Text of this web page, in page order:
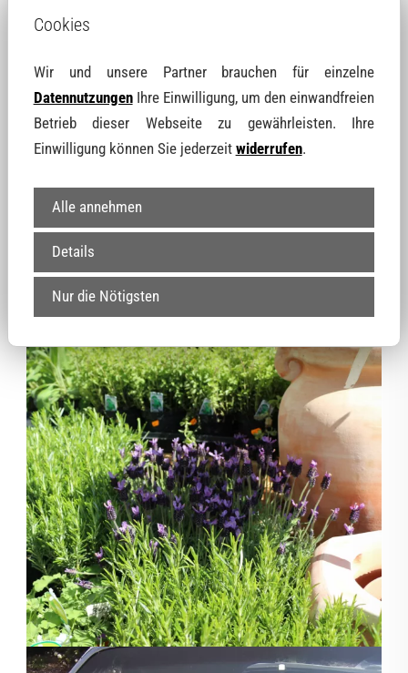
Cookies
Wir und unsere Partner brauchen für einzelne
DatennutzungenIhre Einwilligung, um den einwandfreien
Betrieb dieser Webseite zu gewährleisten. Ihre
Einwilligung können Sie jederzeit widerrufen.
Alle annehmen
Details
Nur die Nötigsten